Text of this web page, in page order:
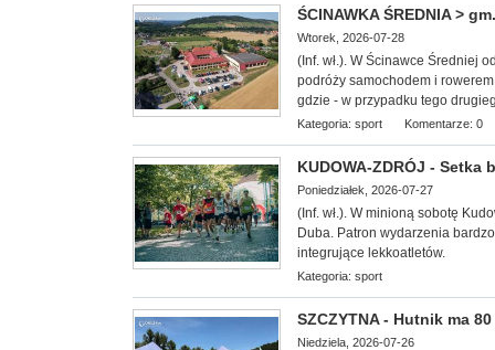
ŚCINAWKA ŚREDNIA >
Wtorek, 2026-07-28
(Inf. wł.). W Ścinawce Średniej
podróży samochodem i
gdzie - w przypadku tego
Kategoria: sport Komentarze: 0
KUDOWA-ZDRÓJ -
Poniedziałek, 2026-07-27
(Inf. wł.). W minioną sobotę
Duba. Patron wydarzenia
integrujące lekkoatletów.
Kategoria: sport
SZCZYTNA - Hutnik ma
Niedziela, 2026-07-26